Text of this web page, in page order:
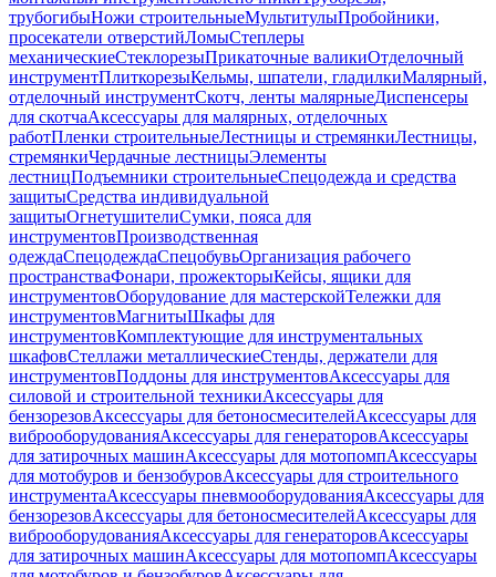
трубогибыНожи строительныеМультитулыПробойники,
просекатели отверстийЛомыСтеплеры
механическиеСтеклорезыПрикаточные валикиОтделочный
инструментПлиткорезыКельмы, шпатели, гладилкиМалярный,
отделочный инструментСкотч, ленты малярныеДиспенсеры
для скотчаАксессуары для малярных, отделочных
работПленки строительныеЛестницы и стремянкиЛестницы,
стремянкиЧердачные лестницыЭлементы
лестницПодъемники строительныеСпецодежда и средства
защитыСредства индивидуальной
защитыОгнетушителиСумки, пояса для
инструментовПроизводственная
одеждаСпецодеждаСпецобувьОрганизация рабочего
пространстваФонари, прожекторыКейсы, ящики для
инструментовОборудование для мастерскойТележки для
инструментовМагнитыШкафы для
инструментовКомплектующие для инструментальных
шкафовСтеллажи металлическиеСтенды, держатели для
инструментовПоддоны для инструментовАксессуары для
силовой и строительной техникиАксессуары для
бензорезовАксессуары для бетоносмесителейАксессуары для
виброоборудованияАксессуары для генераторовАксессуары
для затирочных машинАксессуары для мотопомпАксессуары
для мотобуров и бензобуровАксессуары для строительного
инструментаАксессуары пневмооборудованияАксессуары для
бензорезовАксессуары для бетоносмесителейАксессуары для
виброоборудованияАксессуары для генераторовАксессуары
для затирочных машинАксессуары для мотопомпАксессуары